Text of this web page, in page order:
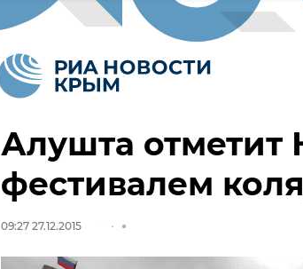
Алушта отметит
фестивалем
09:27 27.12.2015